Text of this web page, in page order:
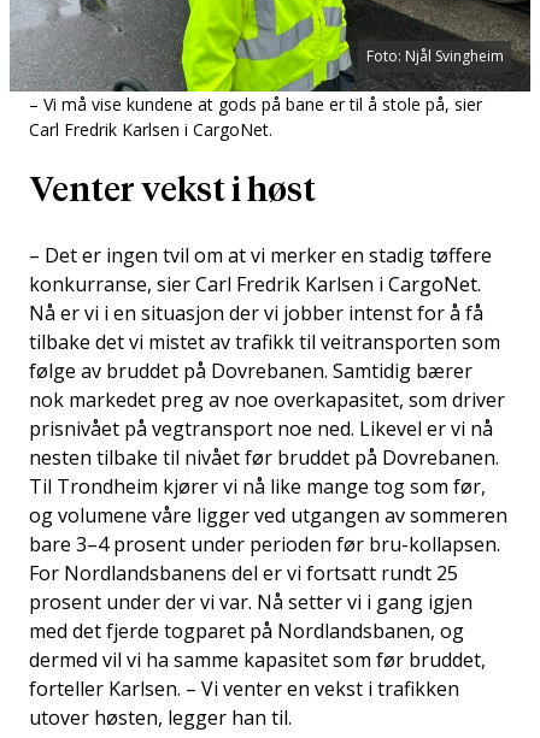
Foto: Njål Svingheim
– Vi må vise kundene at gods på bane er til å stole på, sier
Carl Fredrik Karlsen i CargoNet.
Venter vekst i høst
– Det er ingen tvil om at vi merker en stadig tøffere
konkurranse, sier Carl Fredrik Karlsen i CargoNet.
Nå er vi i en situasjon der vi jobber intenst for å få
tilbake det vi mistet av trafikk til veitransporten som
følge av bruddet på Dovrebanen. Samtidig bærer
nok markedet preg av noe overkapasitet, som driver
prisnivået på vegtransport noe ned. Likevel er vi nå
nesten tilbake til nivået før bruddet på Dovrebanen.
Til Trondheim kjører vi nå like mange tog som før,
og volumene våre ligger ved utgangen av sommeren
bare 3–4 prosent under perioden før bru-kollapsen.
For Nordlandsbanens del er vi fortsatt rundt 25
prosent under der vi var. Nå setter vi i gang igjen
med det fjerde togparet på Nordlandsbanen, og
dermed vil vi ha samme kapasitet som før bruddet,
forteller Karlsen. – Vi venter en vekst i trafikken
utover høsten, legger han til.